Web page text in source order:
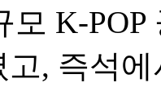
모 K-
고, 즉석